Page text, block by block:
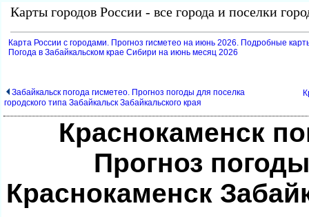
Карты городов России - все города и поселки
Карта России с городами. Прогноз гисметео на июнь 2026. Подробные
Погода в Забайкальском крае Сибири на июнь месяц 2026
Забайкальск погода гисметео. Прогноз погоды для поселка
ородского типа Забайкальск Забайкальского края
Краснокаменск
Прогноз
Краснокаменск